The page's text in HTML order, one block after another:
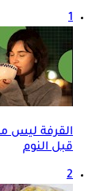
1
قبل النوم
2